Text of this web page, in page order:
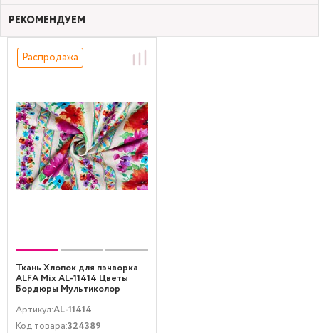
РЕКОМЕНДУЕМ
Распродажа
Ткань Хлопок для пэчворка
ALFA Mix AL-11414 Цветы
Бордюры Мультиколор
Артикул:AL-11414
Код товара:324389